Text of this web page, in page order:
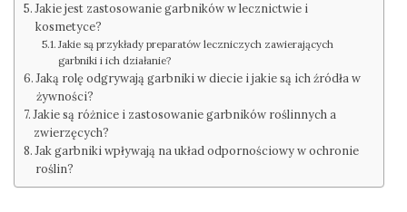
Jakie jest zastosowanie garbników w lecznictwie i
kosmetyce?
Jakie są przykłady preparatów leczniczych zawierających
garbniki i ich działanie?
Jaką rolę odgrywają garbniki w diecie i jakie są ich źródła w
żywności?
Jakie są różnice i zastosowanie garbników roślinnych a
zwierzęcych?
Jak garbniki wpływają na układ odpornościowy w ochronie
roślin?